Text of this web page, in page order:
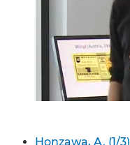
Honzawa, A. (1/3)